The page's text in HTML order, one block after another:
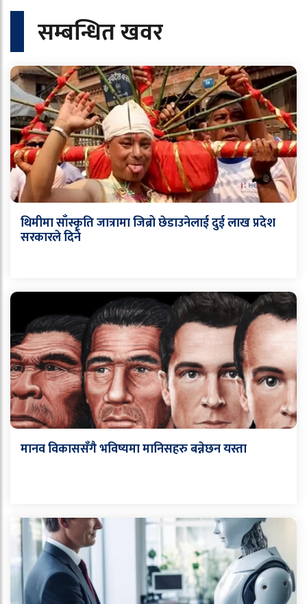
सम्बन्धित खवर
थिमीमा साँस्कृति जात्रामा जिब्रो छेडाउनेलाई दुई लाख प्रदेश
सरकारले दिने
मानव विकाससँगै भविष्यमा मानिसहरु बन्नेछन यस्ता